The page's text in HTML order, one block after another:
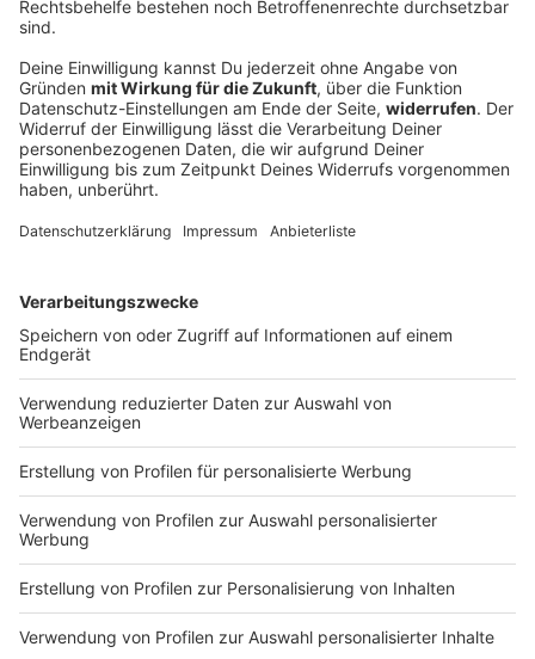
Nach oben >
Unsere Beiträge und Portraits zum Thema
Alternative-Rock
Stars & Bands
Nirvana: Alles über die Grunge-Legenden
der 90er Jahre und Mitbegründer einer Musikrichtung -
Grunge . Hier haben wir für euch Porträts und legendäre
Alben der Band um Kurt Cobain.
Musik News